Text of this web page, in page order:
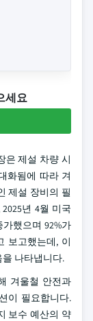
세요
은 제설 차량 시
화됨에 따라 겨
제설 장비의 필
년 4월 미국
했으며 92%가
보고했는데, 이
나타냅니다.
겨울철 안전과
이 필요합니다.
보수 예산의 약